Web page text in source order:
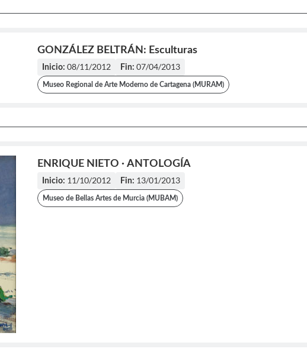
GONZÁLEZ BELTRÁN: Esculturas
Inicio: 08/11/2012 Fin: 07/04/2013
Museo Regional de Arte Moderno de Cartagena (MURAM)
ENRIQUE NIETO · ANTOLOGÍA
Inicio: 11/10/2012 Fin: 13/01/2013
Museo de Bellas Artes de Murcia (MUBAM)